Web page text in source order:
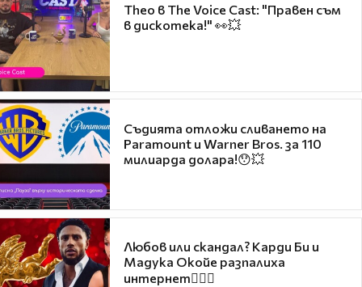
Theo в The Voice Cast: "Правен съм
в дискотека!" 👀💥
Съдията отложи сливането на
Paramount и Warner Bros. за 110
милиарда долара!😯💥
Любов или скандал? Карди Би и
Мадука Окойе разпалиха
интернет❤️‍🔥🔥